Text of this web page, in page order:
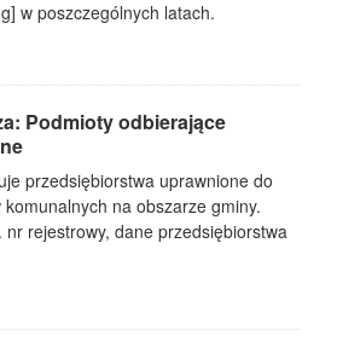
w poszczególnych latach.
Podmioty odbierające
przedsiębiorstwa uprawnione do
na obszarze gminy.
nr rejestrowy, dane przedsiębiorstwa